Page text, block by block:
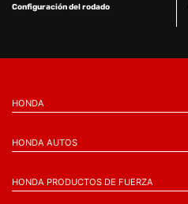
Configuración del rodado
HONDA
HONDA AUTOS
HONDA PRODUCTOS DE FUERZA